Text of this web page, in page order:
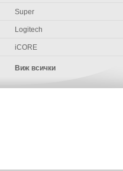
Super
Logitech
iCORE
Виж всички